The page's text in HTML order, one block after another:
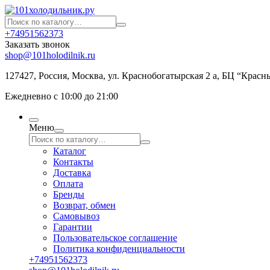
+74951562373
Заказать звонок
shop@101holodilnik.ru
127427, Россия, Москва, ул. Краснобогатырская 2 а, БЦ
Ежедневно с 10:00 до 21:00
Меню
Каталог
Контакты
Доставка
Оплата
Бренды
Возврат, обмен
Самовывоз
Гарантии
Пользовательское соглашение
Политика конфиденциальности
+74951562373